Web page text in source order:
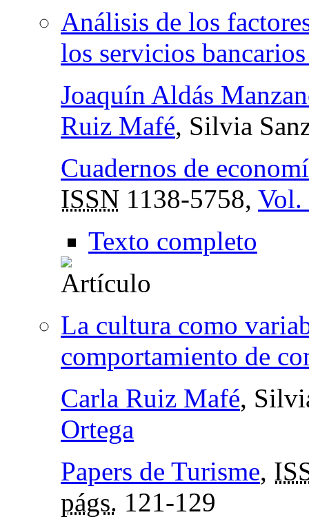
Análisis de los
los servicios
Joaquín Aldás
Ruiz Mafé, Silvia
Cuadernos de
ISSN 1138-5758, Vol.
Texto completo
La cultura como
comportamiento de
Carla Ruiz Mafé,
Ortega
Papers de Turisme,
págs. 121-129